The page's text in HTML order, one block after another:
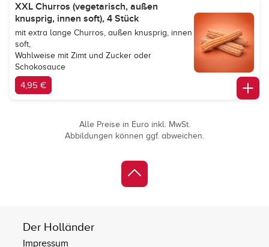
XXL Churros (vegetarisch, außen
knusprig, innen soft), 4 Stück
mit extra lange Churros, außen knusprig, innen
soft,
Wahlweise mit Zimt und Zucker oder
Schokosauce
4,95 €
Alle Preise in Euro inkl. MwSt.
Abbildungen können ggf. abweichen.
Der Holländer
Impressum